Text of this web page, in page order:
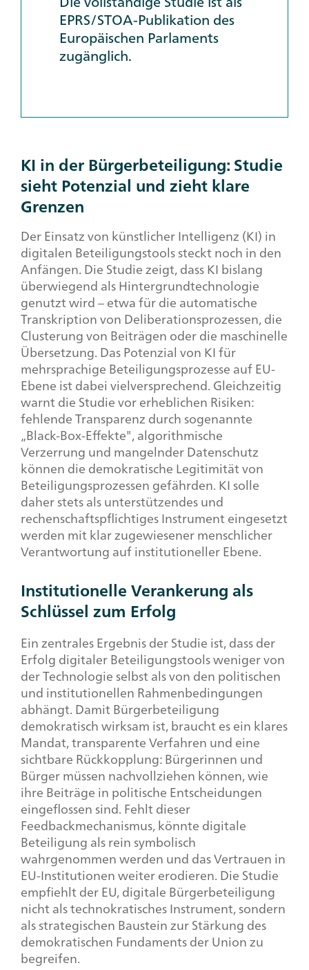
EPRS/STOA-Publikation des
Europäischen Parlaments
zugänglich.
KI in der Bürgerbeteiligung: Studie
sieht Potenzial und zieht klare
Grenzen
Der Einsatz von künstlicher Intelligenz (KI) in
digitalen Beteiligungstools steckt noch in den
Anfängen. Die Studie zeigt, dass KI bislang
überwiegend als Hintergrundtechnologie
genutzt wird – etwa für die automatische
Transkription von Deliberationsprozessen, die
Clusterung von Beiträgen oder die maschinelle
Übersetzung. Das Potenzial von KI für
mehrsprachige Beteiligungsprozesse auf EU-
Ebene ist dabei vielversprechend. Gleichzeitig
warnt die Studie vor erheblichen Risiken:
fehlende Transparenz durch sogenannte
„Black-Box-Effekte", algorithmische
Verzerrung und mangelnder Datenschutz
können die demokratische Legitimität von
Beteiligungsprozessen gefährden. KI solle
daher stets als unterstützendes und
rechenschaftspflichtiges Instrument eingesetzt
werden mit klar zugewiesener menschlicher
Verantwortung auf institutioneller Ebene.
Institutionelle Verankerung als
Schlüssel zum Erfolg
Ein zentrales Ergebnis der Studie ist, dass der
Erfolg digitaler Beteiligungstools weniger von
der Technologie selbst als von den politischen
und institutionellen Rahmenbedingungen
abhängt. Damit Bürgerbeteiligung
demokratisch wirksam ist, braucht es ein klares
Mandat, transparente Verfahren und eine
sichtbare Rückkopplung: Bürgerinnen und
Bürger müssen nachvollziehen können, wie
ihre Beiträge in politische Entscheidungen
eingeflossen sind. Fehlt dieser
Feedbackmechanismus, könnte digitale
Beteiligung als rein symbolisch
wahrgenommen werden und das Vertrauen in
EU-Institutionen weiter erodieren. Die Studie
empfiehlt der EU, digitale Bürgerbeteiligung
nicht als technokratisches Instrument, sondern
als strategischen Baustein zur Stärkung des
demokratischen Fundaments der Union zu
begreifen.